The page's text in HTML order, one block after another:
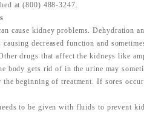
at (800) 488-3247.
cause kidney problems. Dehydration
causing decreased function and
drugs that affect the kidneys like
body gets rid of in the urine may
the beginning of treatment. If sores
to be given with fluids to prevent